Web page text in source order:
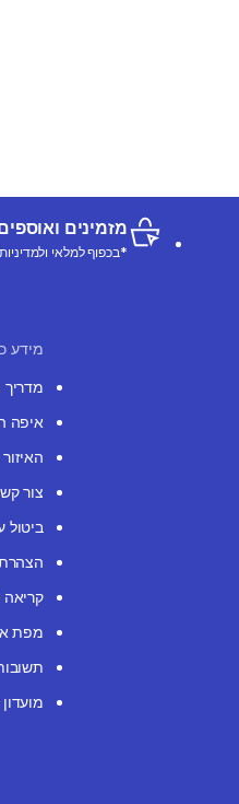
מזמינים
*בכפוף למלאי
מידע
מדריך
איפה
צור
קריאה
מפת